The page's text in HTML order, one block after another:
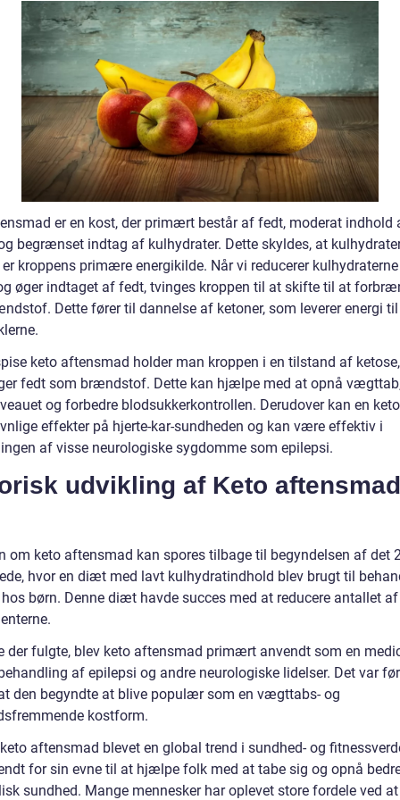
er en kost, der primært består af fedt, moderat indhold
begrænset indtag af kulhydrater. Dette skyldes, at
kroppens primære energikilde. Når vi reducerer
øger indtaget af fedt, tvinges kroppen til at skifte til at
Dette fører til dannelse af ketoner, som leverer energi
keto aftensmad holder man kroppen i en tilstand af
fedt som brændstof. Dette kan hjælpe med at opnå
og forbedre blodsukkerkontrollen. Derudover kan en
effekter på hjerte-kar-sundheden og kan være effektiv i
af visse neurologiske sygdomme som epilepsi.
udvikling af Keto aftensmad
om keto aftensmad kan spores tilbage til begyndelsen af det
hvor en diæt med lavt kulhydratindhold blev brugt til
børn. Denne diæt havde succes med at reducere antallet
der fulgte, blev keto aftensmad primært anvendt som en
af epilepsi og andre neurologiske lidelser. Det var
den begyndte at blive populær som en vægttabs- og
kostform.
aftensmad blevet en global trend i sundhed- og
for sin evne til at hjælpe folk med at tabe sig og opnå
sundhed. Mange mennesker har oplevet store fordele ved